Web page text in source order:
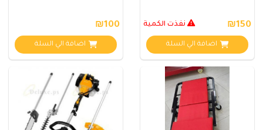
₪150 نفذت الكمية
اضافة الي السلة
₪100
اضافة الي السلة